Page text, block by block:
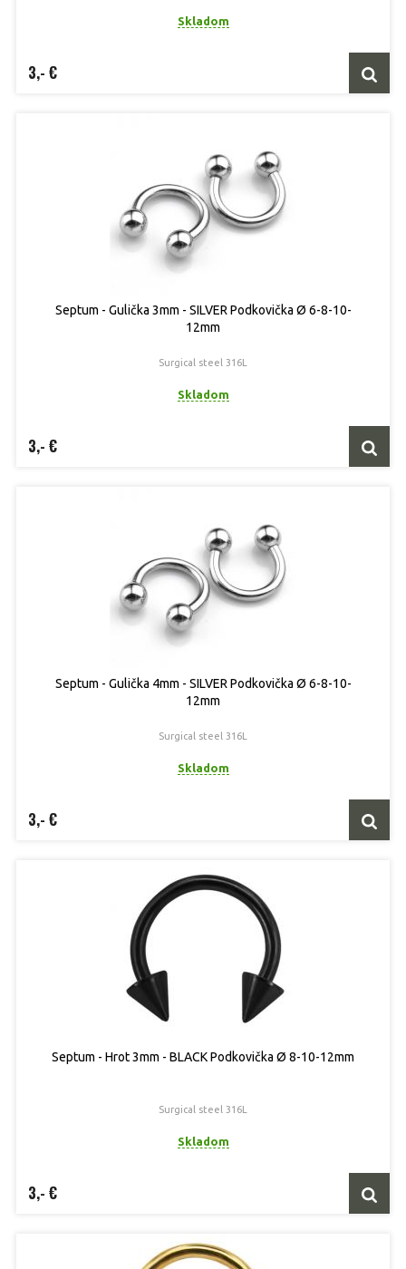
Skladom
3,- €
Septum - Gulička 3mm - SILVER Podkovička Ø 6-8-10-
12mm
Surgical steel 316L
Skladom
3,- €
Septum - Gulička 4mm - SILVER Podkovička Ø 6-8-10-
12mm
Surgical steel 316L
Skladom
3,- €
Septum - Hrot 3mm - BLACK Podkovička Ø 8-10-12mm
Surgical steel 316L
Skladom
3,- €